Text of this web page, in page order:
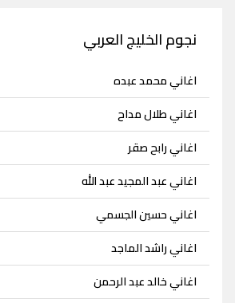
نجوم الخليج العربي
اغاني محمد عبده
اغاني طلال مداح
اغاني رابح صقر
اغاني عبد المجيد عبد الله
اغاني حسين الجسمي
اغاني راشد الماجد
اغاني خالد عبد الرحمن